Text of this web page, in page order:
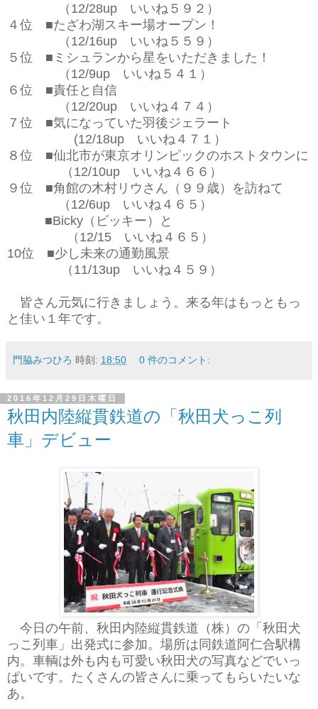
（12/28up いいね５９２）
４位 ■たざわ湖スキー場オープン！
（12/16up いいね５５９）
５位 ■ミシュランから星をいただきました！
（12/9up いいね５４１）
６位 ■責任と自信
（12/20up いいね４７４）
７位 ■気になっていた羽後ジェラート
(12/18up いいね４７１）
８位 ■仙北市が東京オリンピックのホストタウンに
（12/10up いいね４６６）
９位 ■角館の木村リウさん（９９歳）を訪ねて
（12/6up いいね４６５）
■Bicky（ビッキー）と
（12/15 いいね４６５）
10位 ■少し未来の通勤風景
（11/13up いいね４５９）
皆さん元気に行きましょう。来る年はもっともっ
と佳い１年です。
門脇みつひろ 時刻: 18:50 0 件のコメント:
2016年12月29日木曜日
秋田内陸縦貫鉄道の「秋田犬っこ列
車」デビュー
今日の午前、秋田内陸縦貫鉄道（株）の「秋田犬
っこ列車」出発式に参加。場所は同鉄道阿仁合駅構
内。車輌は外も内も可愛い秋田犬の写真などでいっ
ぱいです。たくさんの皆さんに乗ってもらいたいな
あ。